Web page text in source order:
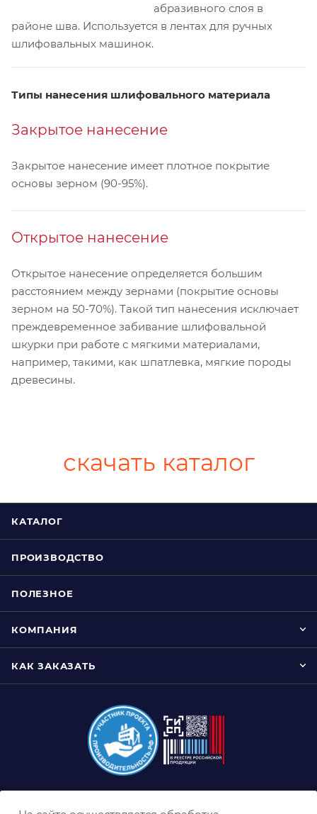
абразивного слоя в
районе шва. Используется в лентах для ручных
шлифовальных машинок.
Типы нанесения шлифовального материала
Закрытое нанесение
Закрытое нанесение имеет плотное покрытие
основы зерном (90-95%).
Открытое нанесение
Открытое нанесение определяется большим
расстоянием между зернами (покрытие основы
зерном на 50-70%). Такой тип нанесения исключает
преждевременное забивание шлифовальной
шкурки при работе с мягкими материалами,
например, такими, как шпатлевка, мягкие породы
древесины.
скачать каталог
КАТАЛОГ
ПРОИЗВОДСТВО
ПОЛЕЗНОЕ
КОМПАНИЯ
КАК ЗАКАЗАТЬ